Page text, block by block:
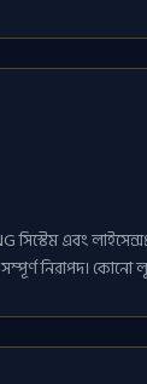
এবং
নিরাপদ। কোনো